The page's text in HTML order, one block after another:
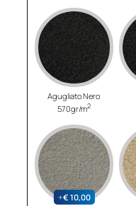
Agugliato Nero
570gr/m2
+€ 10,00